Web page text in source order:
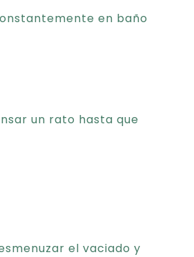
en baño
un rato hasta que
el vaciado y